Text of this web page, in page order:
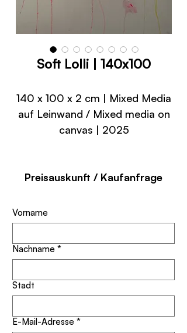
Soft Lolli | 140x100
140 x 100 x 2 cm | Mixed Media
auf Leinwand / Mixed media on
canvas | 2025
Preisauskunft / Kaufanfrage
Vorname
Nachname *
Stadt
E-Mail-Adresse *